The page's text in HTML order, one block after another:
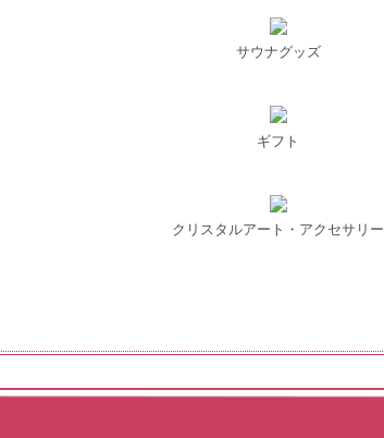
サウナグッズ
ギフト
クリスタルアート・アクセサリー